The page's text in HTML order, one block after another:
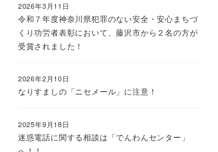
令和７年度神奈川県犯罪のない安全・安心まちづ
くり功労者表彰において、藤沢市から２名の方が
受賞されました！
2026年3月11日
なりすましの「ニセメール」に注意！
2026年2月10日
迷惑電話に関する相談は「でんわんセンター」
2025年9月18日